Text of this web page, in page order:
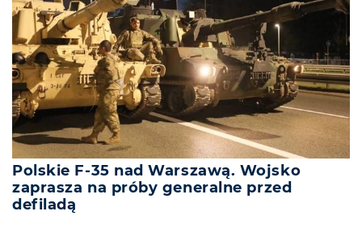
Polskie F-35 nad Warszawą. Wojsko
zaprasza na próby generalne przed
defiladą